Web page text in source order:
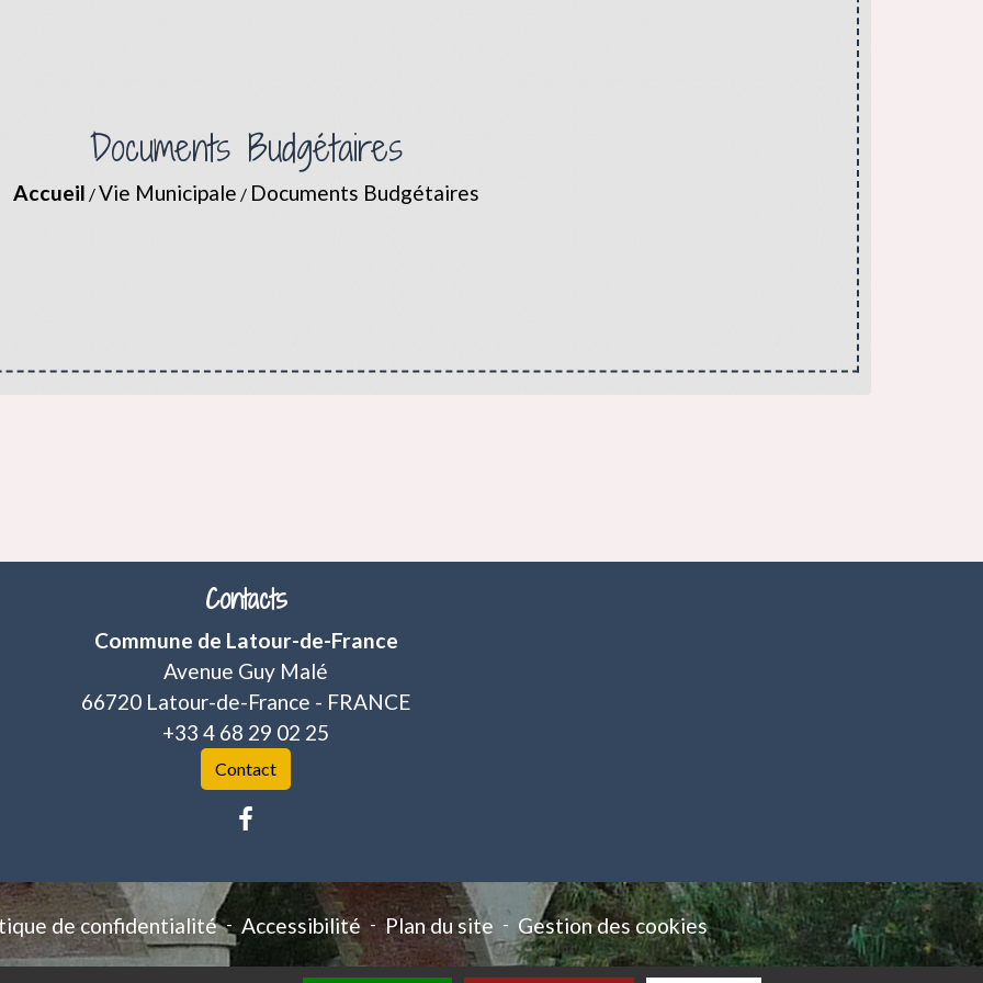
Documents Budgétaires
Accueil /Vie Municipale / Documents Budgétaires
Contacts
Commune de Latour-de-France
Avenue Guy Malé
66720 Latour-de-France - FRANCE
+33 4 68 29 02 25
Contact
de confidentialité - Accessibilité - Plan du site - Gestion des cookies